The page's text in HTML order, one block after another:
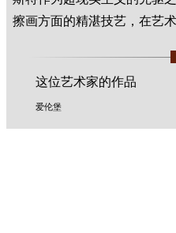
擦画方面的精湛技艺，在艺
这位艺术家的作品
爱伦堡